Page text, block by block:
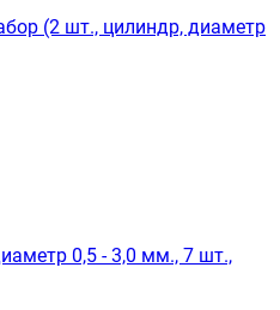
(2 шт., цилиндр, диаметр
0,5 - 3,0 мм., 7 шт.,